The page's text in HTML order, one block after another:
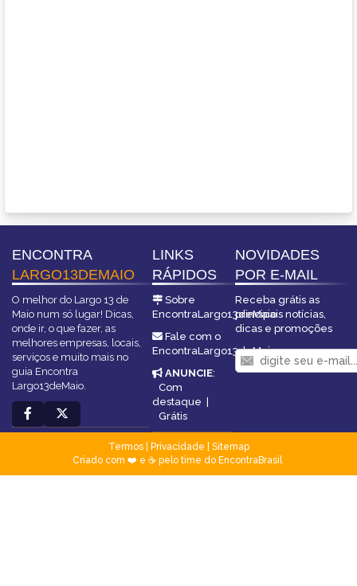
ENCONTRA
LARGO13DEMAIO
O melhor do Largo 13 de
Maio num só lugar! Dicas,
onde ir, o que fazer, as
melhores empresas, locais,
serviços e muito mais no
guia Encontra
Largo13deMaio.
LINKS
RÁPIDOS
Sobre
EncontraLargo13deMaio
Fale com o
EncontraLargo13deMaio
ANUNCIE:
Com
destaque |
Grátis
NOVIDADES
POR E-MAIL
Receba grátis as
principais notícias,
dicas e promoções
Termos| Privacidade
Sitemap
Criado com ❤️ e ☕ pelo time do EncontraBrasil